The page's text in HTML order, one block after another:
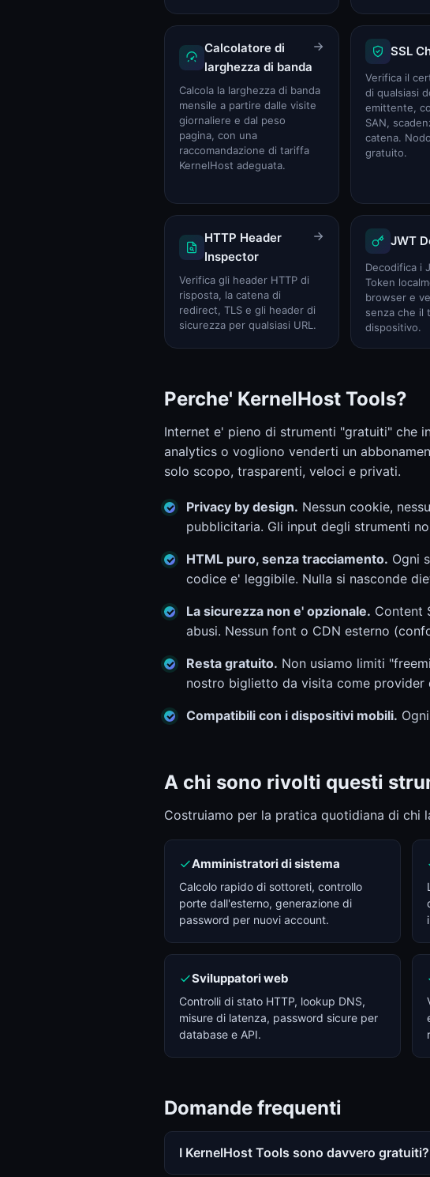
Calcolatore di
larghezza di banda
Calcola la larghezza di banda
mensile a partire dalle visite
giornaliere e dal peso
pagina, con una
raccomandazione di tariffa
KernelHost adeguata.
SSL
Verifica il
di qualsiasi
emittente,
SAN,
catena.
gratuito.
HTTP Header
Inspector
Verifica gli header HTTP di
risposta, la catena di
redirect, TLS e gli header di
sicurezza per qualsiasi URL.
JWT
Decodifica i
Token
browser e
senza che il
dispositivo.
Perche' KernelHost Tools?
Internet e' pieno di strumenti "gratuiti" che
analytics o vogliono venderti un
solo scopo, trasparenti, veloci e privati.
Privacy by design. Nessun cookie,
pubblicitaria. Gli input degli strumenti
HTML puro, senza tracciamento. Ogni
codice e' leggibile. Nulla si nasconde
La sicurezza non e' opzionale. Content
abusi. Nessun font o CDN esterno
Resta gratuito. Non usiamo limiti
nostro biglietto da visita come provider
Compatibili con i dispositivi mobili.
A chi sono rivolti questi
Costruiamo per la pratica quotidiana di chi
Amministratori di sistema
Calcolo rapido di sottoreti, controllo
porte dall'esterno, generazione di
password per nuovi account.
Sviluppatori web
Controlli di stato HTTP, lookup DNS,
misure di latenza, password sicure per
database e API.
Domande frequenti
I KernelHost Tools sono davvero gratuiti?